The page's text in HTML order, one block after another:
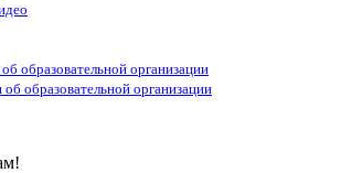
образовательной организации
образовательной организации